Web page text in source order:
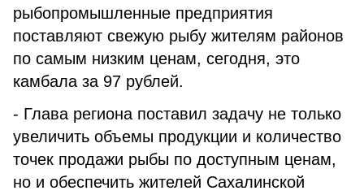
рыбопромышленные предприятия
поставляют свежую рыбу жителям районов
по самым низким ценам, сегодня, это
камбала за 97 рублей.
- Глава региона поставил задачу не только
увеличить объемы продукции и количество
точек продажи рыбы по доступным ценам,
но и обеспечить жителей Сахалинской